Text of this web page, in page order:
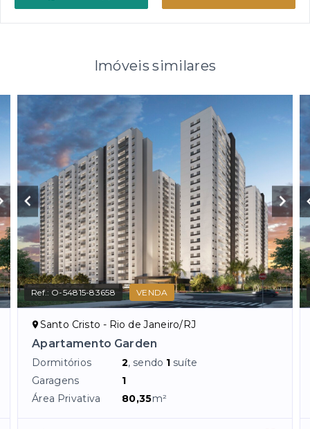
Imóveis similares
Ref.: O-54815-83658 VENDA
Santo Cristo - Rio de Janeiro/RJ
Apartamento Garden
Dormitórios 2, sendo 1 suíte
Garagens
1
Área Privativa
80,35m²